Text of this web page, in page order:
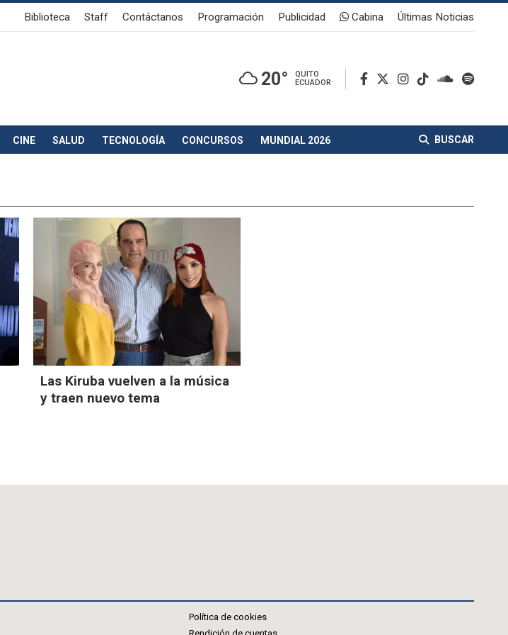
Biblioteca Staff Contáctanos Programación Publicidad Cabina Últimas Noticias
20°
QUITO
ECUADOR
CINE SALUD TECNOLOGÍA CONCURSOS MUNDIAL 2026 BUSCAR
Las Kiruba vuelven a la música
y traen nuevo tema
Política de cookies